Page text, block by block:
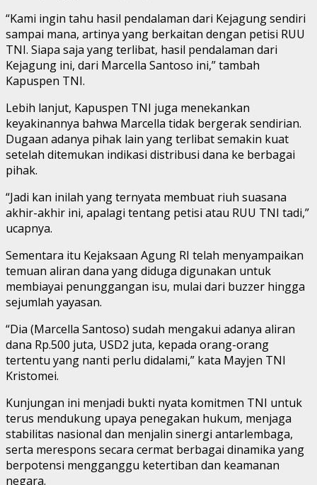
“Kami ingin tahu hasil pendalaman dari Kejagung sendiri
sampai mana, artinya yang berkaitan dengan petisi RUU
TNI. Siapa saja yang terlibat, hasil pendalaman dari
Kejagung ini, dari Marcella Santoso ini,” tambah
Kapuspen TNI.
Lebih lanjut, Kapuspen TNI juga menekankan
keyakinannya bahwa Marcella tidak bergerak sendirian.
Dugaan adanya pihak lain yang terlibat semakin kuat
setelah ditemukan indikasi distribusi dana ke berbagai
pihak.
“Jadi kan inilah yang ternyata membuat riuh suasana
akhir-akhir ini, apalagi tentang petisi atau RUU TNI tadi,”
ucapnya.
Sementara itu Kejaksaan Agung RI telah menyampaikan
temuan aliran dana yang diduga digunakan untuk
membiayai penunggangan isu, mulai dari buzzer hingga
sejumlah yayasan.
“Dia (Marcella Santoso) sudah mengakui adanya aliran
dana Rp.500 juta, USD2 juta, kepada orang-orang
tertentu yang nanti perlu didalami,” kata Mayjen TNI
Kristomei.
Kunjungan ini menjadi bukti nyata komitmen TNI untuk
terus mendukung upaya penegakan hukum, menjaga
stabilitas nasional dan menjalin sinergi antarlembaga,
serta merespons secara cermat berbagai dinamika yang
berpotensi mengganggu ketertiban dan keamanan
negara.